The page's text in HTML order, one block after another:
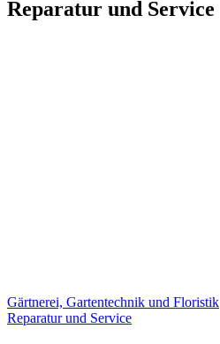
Reparatur und Service
Gärtnerei, Gartentechnik und Floristik
Reparatur und Service